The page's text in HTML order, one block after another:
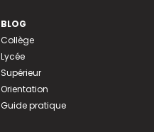
BLOG
Collège
Lycée
Supérieur
Orientation
Guide pratique